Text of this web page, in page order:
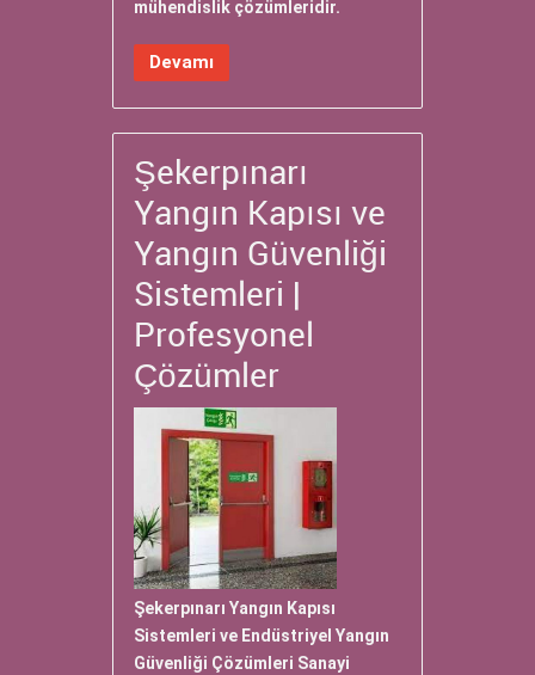
mühendislik çözümleridir.
Devamı
Şekerpınarı
Yangın Kapısı ve
Yangın Güvenliği
Sistemleri |
Profesyonel
Çözümler
Şekerpınarı Yangın Kapısı
Sistemleri ve Endüstriyel Yangın
Güvenliği Çözümleri Sanayi